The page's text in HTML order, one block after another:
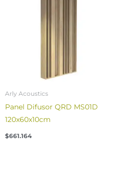
Arly Acoustics
Panel Difusor QRD MS01D
120x60x10cm
$661.164